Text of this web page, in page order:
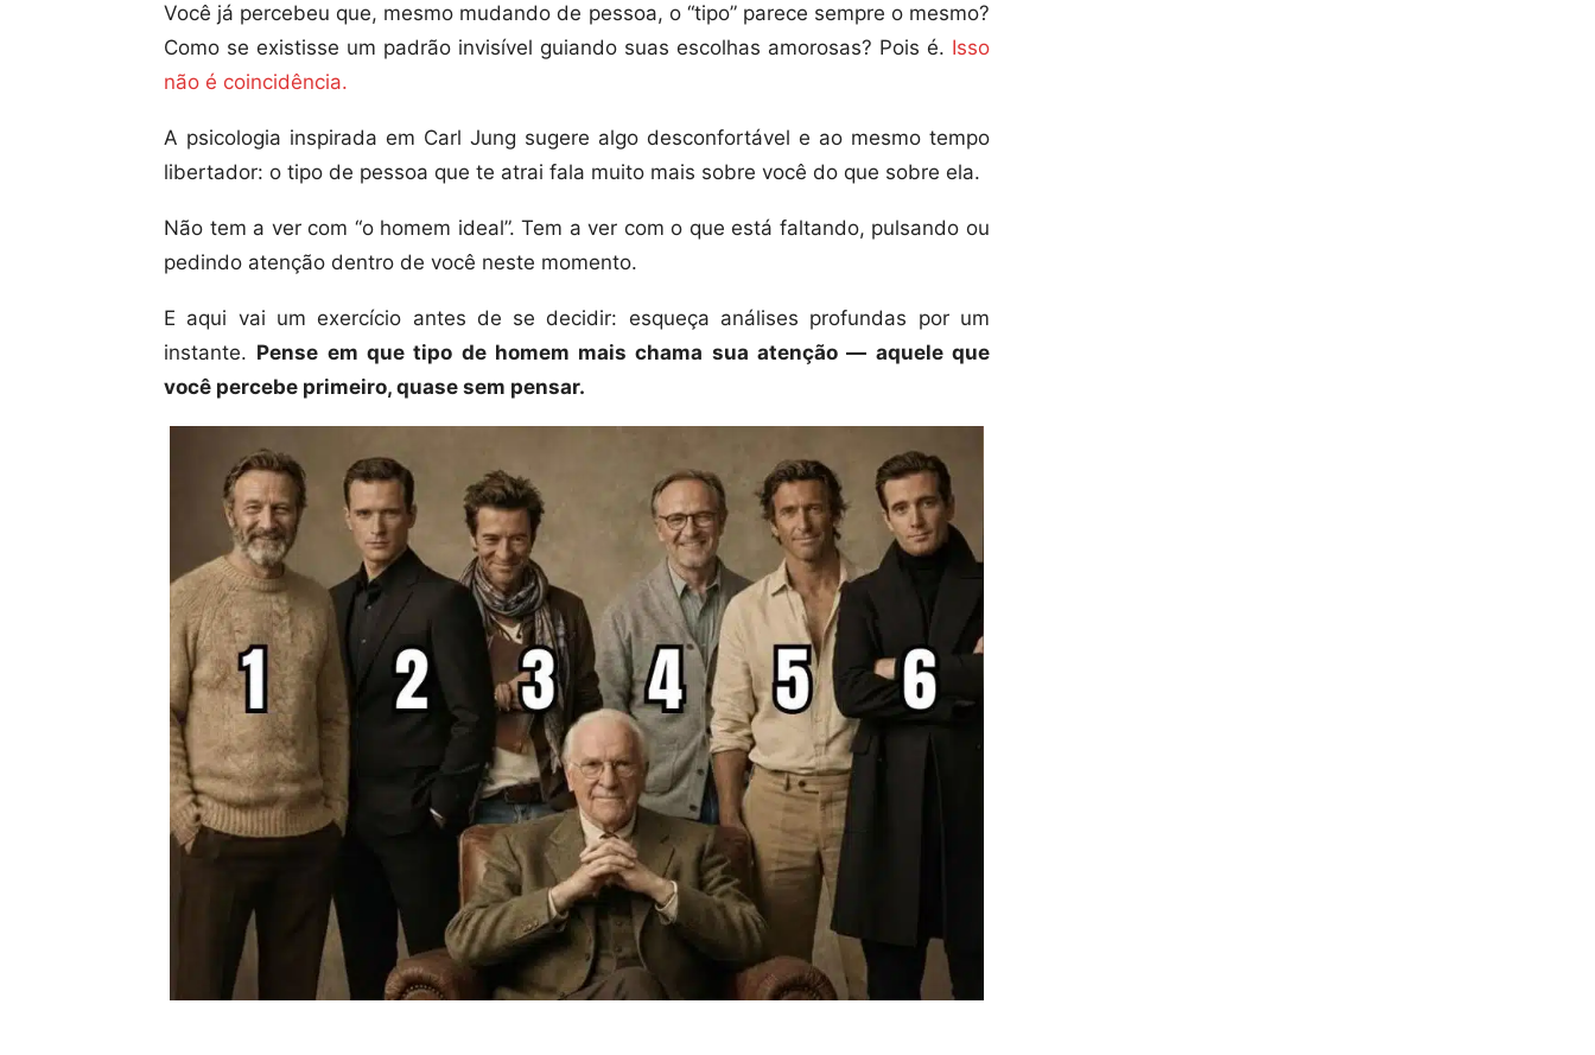
Você já percebeu que, mesmo mudando de pessoa, o “tipo” parece sempre o mesmo?
Como se existisse um padrão invisível guiando suas escolhas amorosas? Pois é. Isso
não é coincidência.
A psicologia inspirada em Carl Jung sugere algo desconfortável e ao mesmo tempo
libertador: o tipo de pessoa que te atrai fala muito mais sobre você do que sobre ela.
Não tem a ver com “o homem ideal”. Tem a ver com o que está faltando, pulsando ou
pedindo atenção dentro de você neste momento.
E aqui vai um exercício antes de se decidir: esqueça análises profundas por um
instante. Pense em que tipo de homem mais chama sua atenção — aquele que
você percebe primeiro, quase sem pensar.